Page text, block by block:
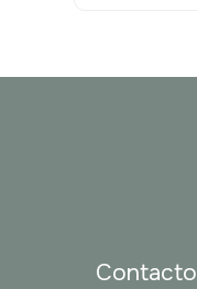
Contacto